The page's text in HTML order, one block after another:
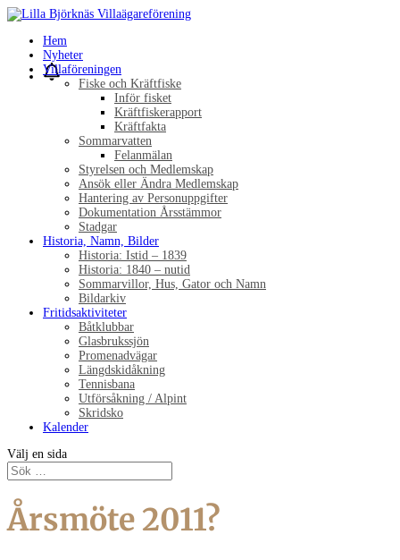
Hem
Nyheter
Villaföreningen
Fiske och Kräftfiske
Inför fisket
Kräftfiskerapport
Kräftfakta
Sommarvatten
Felanmälan
Styrelsen och Medlemskap
Ansök eller Ändra Medlemskap
Hantering av Personuppgifter
Dokumentation Årsstämmor
Stadgar
Historia, Namn, Bilder
Historia: Istid – 1839
Historia: 1840 – nutid
Sommarvillor, Hus, Gator och Namn
Bildarkiv
Fritidsaktiviteter
Båtklubbar
Glasbrukssjön
Promenadvägar
Längdskidåkning
Tennisbana
Utförsåkning / Alpint
Skridsko
Kalender
Välj en sida
Årsmöte 2011?